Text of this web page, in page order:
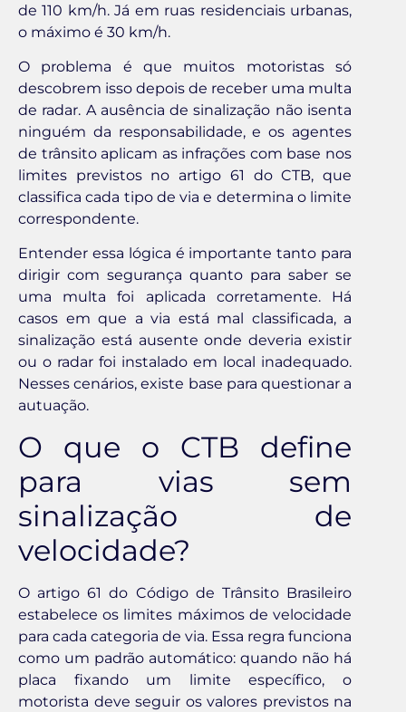
de 110 km/h. Já em ruas residenciais urbanas,
o máximo é 30 km/h.
O problema é que muitos motoristas só
descobrem isso depois de receber uma multa
de radar. A ausência de sinalização não isenta
ninguém da responsabilidade, e os agentes
de trânsito aplicam as infrações com base nos
limites previstos no artigo 61 do CTB, que
classifica cada tipo de via e determina o limite
correspondente.
Entender essa lógica é importante tanto para
dirigir com segurança quanto para saber se
uma multa foi aplicada corretamente. Há
casos em que a via está mal classificada, a
sinalização está ausente onde deveria existir
ou o radar foi instalado em local inadequado.
Nesses cenários, existe base para questionar a
autuação.
O que o CTB define
para vias sem
sinalização de
velocidade?
O artigo 61 do Código de Trânsito Brasileiro
estabelece os limites máximos de velocidade
para cada categoria de via. Essa regra funciona
como um padrão automático: quando não há
placa fixando um limite específico, o
motorista deve seguir os valores previstos na